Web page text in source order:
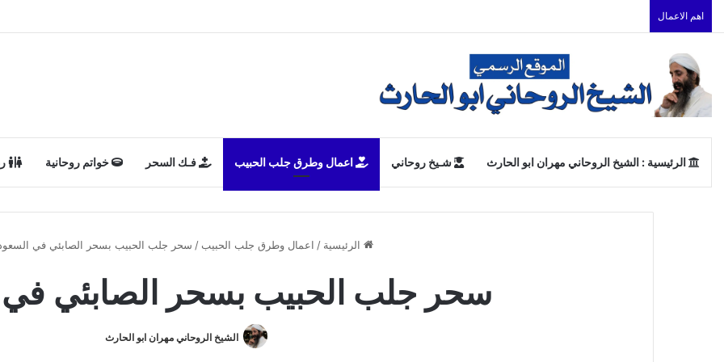
اهم الاعمال
الرئيسية : الشيخ الروحاني مهران ابو الحارث شـيخ روحاني اعمال وطرق جلب الحبيب فـك السحر خواتم روحانية
الرئيسية / اعمال وطرق جلب الحبيب / سحر جلب الحبيب بسحر الصابئي في
سحر جلب الحبيب بسحر الصابئي في
الشيخ الروحاني مهران ابو الحارث